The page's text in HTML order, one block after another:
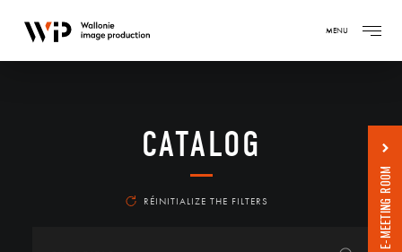
MENU
CATALOG
RÉINITIALIZE THE FILTERS E-MEETING ROOM